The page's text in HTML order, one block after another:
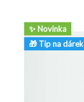
✨ Novinka
🎁 Tip na dárek